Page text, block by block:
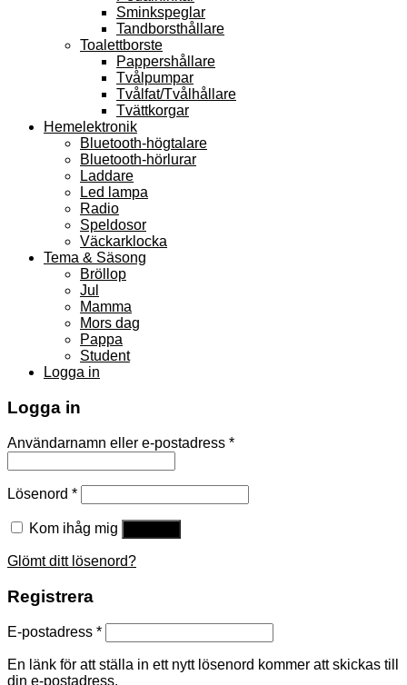
Sminkspeglar
Tandborsthållare
Toalettborste
Pappershållare
Tvålpumpar
Tvålfat/Tvålhållare
Tvättkorgar
Hemelektronik
Bluetooth-högtalare
Bluetooth-hörlurar
Laddare
Led lampa
Radio
Speldosor
Väckarklocka
Tema & Säsong
Bröllop
Jul
Mamma
Mors dag
Pappa
Student
Logga in
Logga in
Användarnamn eller e-postadress *
Lösenord *
Kom ihåg mig
Glömt ditt lösenord?
Registrera
E-postadress *
En länk för att ställa in ett nytt lösenord kommer att skickas till
din e-postadress.